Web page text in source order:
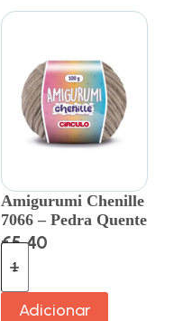
Amigurumi Chenille
7066 – Pedra Quente
€5.40
Adicionar